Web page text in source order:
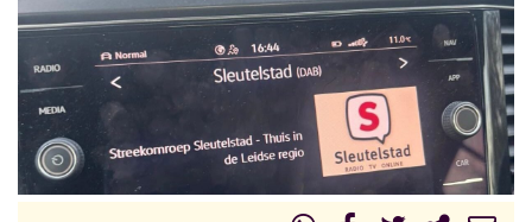
12.00 - 18.00 uur
Vorig uur
uur 1 van 0 Volgend uur